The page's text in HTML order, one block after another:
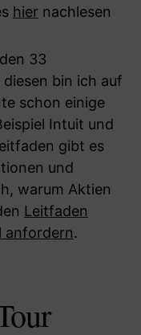
hier nachlesen
33
bin ich auf
schon einige
Intuit und
gibt es
und
warum Aktien
Leitfaden
anfordern.